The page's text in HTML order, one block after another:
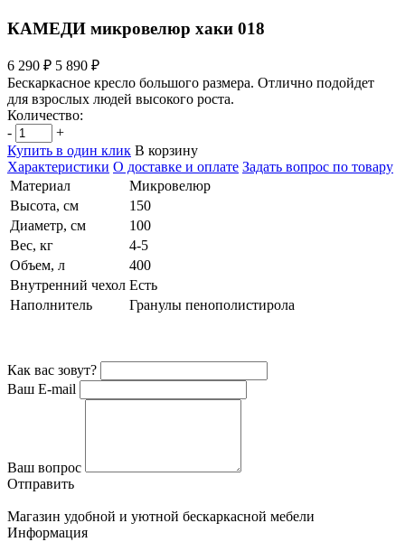
КАМЕДИ микровелюр хаки 018
6 290 ₽ 5 890 ₽
Бескаркасное кресло большого размера. Отлично подойдет
для взрослых людей высокого роста.
Количество:
-
+
Купить в один клик В корзину
Характеристики О доставке и оплате Задать вопрос по товару
Материал
Микровелюр
Высота, см
150
Диаметр, см
100
Вес, кг
4-5
Объем, л
400
Внутренний чехол Есть
Наполнитель
Гранулы пенополистирола
Как вас зовут?
Ваш E-mail
Ваш вопрос
Отправить
Магазин удобной и уютной бескаркасной мебели
Информация